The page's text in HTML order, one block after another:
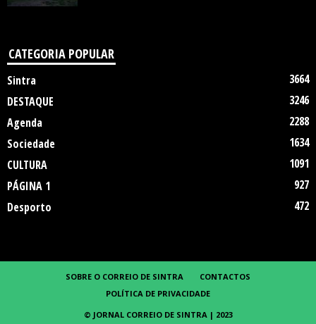
CATEGORIA POPULAR
Sintra
3664
DESTAQUE
3246
Agenda
2288
Sociedade
1634
CULTURA
1091
PÁGINA 1
927
Desporto
472
SOBRE O CORREIO DE SINTRA
CONTACTOS
POLÍTICA DE PRIVACIDADE
© JORNAL CORREIO DE SINTRA | 2023